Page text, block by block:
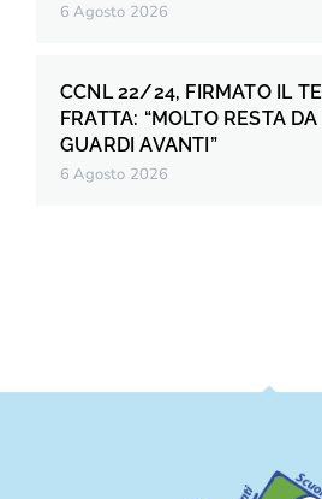
6 Agosto 2026
CCNL 22/24, FIRMATO IL
FRATTA: “MOLTO RESTA
GUARDI AVANTI”
6 Agosto 2026